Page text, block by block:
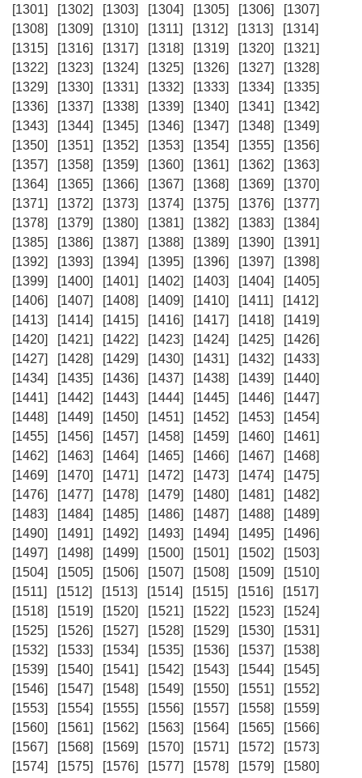
[1301]
[1302] [1303] [1304] [1305] [1306]
[1307]
[1308]
[1309] [1310] [1311] [1312] [1313]
[1314]
[1315]
[1316] [1317] [1318] [1319] [1320]
[1321]
[1322]
[1323] [1324] [1325] [1326] [1327]
[1328]
[1329]
[1330] [1331] [1332] [1333] [1334]
[1335]
[1336]
[1337] [1338] [1339] [1340] [1341]
[1342]
[1343]
[1344] [1345] [1346] [1347] [1348]
[1349]
[1350]
[1351] [1352] [1353] [1354] [1355]
[1356]
[1357]
[1358] [1359] [1360] [1361] [1362]
[1363]
[1364]
[1365] [1366] [1367] [1368] [1369]
[1370]
[1371]
[1372] [1373] [1374] [1375] [1376]
[1377]
[1378]
[1379] [1380] [1381] [1382] [1383]
[1384]
[1385]
[1386] [1387] [1388] [1389] [1390]
[1391]
[1392]
[1393] [1394] [1395] [1396] [1397]
[1398]
[1399]
[1400] [1401] [1402] [1403] [1404]
[1405]
[1406]
[1407] [1408] [1409] [1410] [1411]
[1412]
[1413]
[1414] [1415] [1416] [1417] [1418]
[1419]
[1420]
[1421] [1422] [1423] [1424] [1425]
[1426]
[1427]
[1428] [1429] [1430] [1431] [1432]
[1433]
[1434]
[1435] [1436] [1437] [1438] [1439]
[1440]
[1441]
[1442] [1443] [1444] [1445] [1446]
[1447]
[1448]
[1449] [1450] [1451] [1452] [1453]
[1454]
[1455]
[1456] [1457] [1458] [1459] [1460]
[1461]
[1462]
[1463] [1464] [1465] [1466] [1467]
[1468]
[1469]
[1470] [1471] [1472] [1473] [1474]
[1475]
[1476]
[1477] [1478] [1479] [1480] [1481]
[1482]
[1483]
[1484] [1485] [1486] [1487] [1488]
[1489]
[1490]
[1491] [1492] [1493] [1494] [1495]
[1496]
[1497]
[1498] [1499] [1500] [1501] [1502]
[1503]
[1504]
[1505] [1506] [1507] [1508] [1509]
[1510]
[1511]
[1512] [1513] [1514] [1515] [1516]
[1517]
[1518]
[1519] [1520] [1521] [1522] [1523]
[1524]
[1525]
[1526] [1527] [1528] [1529] [1530]
[1531]
[1532]
[1533] [1534] [1535] [1536] [1537]
[1538]
[1539]
[1540] [1541] [1542] [1543] [1544]
[1545]
[1546]
[1547] [1548] [1549] [1550] [1551]
[1552]
[1553]
[1554] [1555] [1556] [1557] [1558]
[1559]
[1560]
[1561] [1562] [1563] [1564] [1565]
[1566]
[1567]
[1568] [1569] [1570] [1571] [1572]
[1573]
[1574]
[1575] [1576] [1577] [1578] [1579]
[1580]